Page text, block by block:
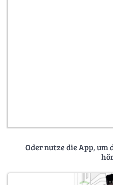
Oder nutze die App,